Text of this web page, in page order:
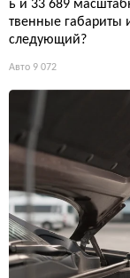
ь и 33 689
твенные габариты
следующий?
Авто 9 072